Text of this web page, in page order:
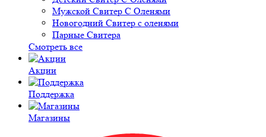
Мужской Свитер С Оленями
Новогодний Свитер с оленями
Парные Свитера
Смотреть все
Акции
Поддержка
Магазины